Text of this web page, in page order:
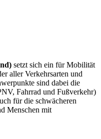
setzt sich ein für Mobilität
aller Verkehrsarten und
sind dabei die
Fahrrad und Fußverkehr)
für die schwächeren
Menschen mit